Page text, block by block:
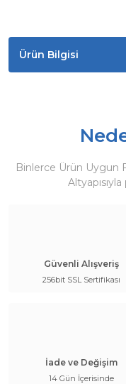
Ürün Bilgisi
Binlerce Ürün Uygun
Altyapısıyla
Güvenli Alışveriş
256bit SSL Sertifikası
İade ve Değişim
14 Gün İçerisinde